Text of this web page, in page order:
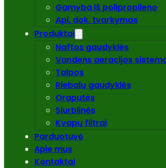
Gamyba iš polipropileno
Apl. dok. tvarkymas
Produktai
Naftos gaudyklės
Vandens aeracijos
Talpos
Riebalų gaudyklės
Oraputės
Siurblinės
Kvapų filtrai
Parduotuvė
Apie mus
Kontaktai